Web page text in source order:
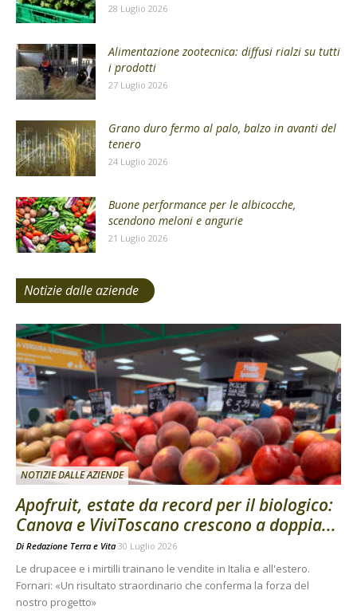
28 Luglio 2026
Alimentazione zootecnica: diffusi rialzi su tutti
i prodotti
27 Luglio 2026
Grano duro fermo al palo, balzo in avanti del
tenero
24 Luglio 2026
Buone performance per le albicocche,
scendono meloni e angurie
21 Luglio 2026
Notizie dalle aziende
NOTIZIE DALLE AZIENDE
Apofruit, estate da record per il biologico:
Canova e ViviToscano crescono a doppia...
Di Redazione Terra e Vita 30 Luglio 2026
Le drupacee e i mirtilli trainano le vendite in Italia e all'estero.
Fornari: «Un risultato straordinario che conferma la forza del
nostro progetto»